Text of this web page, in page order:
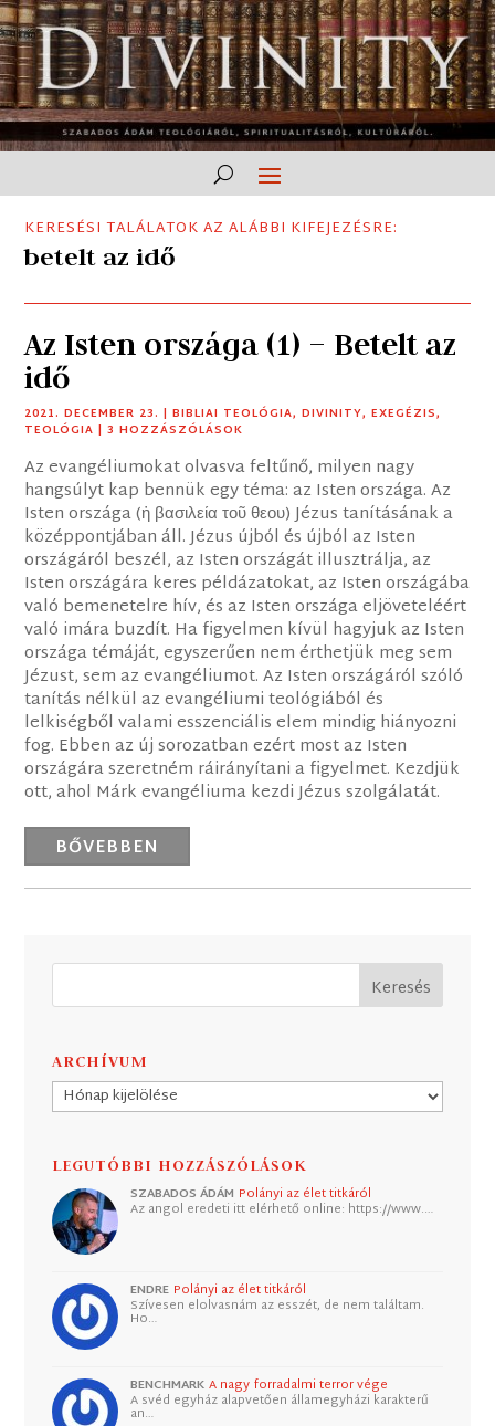
KERESÉSI TALÁLATOK AZ ALÁBBI KIFEJEZÉSRE:
betelt az idő
Az Isten országa (1) – Betelt az
idő
2021. DECEMBER 23. |BIBLIAI TEOLÓGIA,DIVINITY,EXEGÉZIS,
TEOLÓGIA | 3 HOZZÁSZÓLÁSOK
Az evangéliumokat olvasva feltűnő, milyen nagy
hangsúlyt kap bennük egy téma: az Isten országa. Az
Isten országa (ἡ βασιλεία τοῦ θεου) Jézus tanításának a
középpontjában áll. Jézus újból és újból az Isten
országáról beszél, az Isten országát illusztrálja, az
Isten országára keres példázatokat, az Isten országába
való bemenetelre hív, és az Isten országa eljöveteléért
való imára buzdít. Ha figyelmen kívül hagyjuk az Isten
országa témáját, egyszerűen nem érthetjük meg sem
Jézust, sem az evangéliumot. Az Isten országáról szóló
tanítás nélkül az evangéliumi teológiából és
lelkiségből valami esszenciális elem mindig hiányozni
fog. Ebben az új sorozatban ezért most az Isten
országára szeretném ráirányítani a figyelmet. Kezdjük
ott, ahol Márk evangéliuma kezdi Jézus szolgálatát.
BŐVEBBEN
ARCHÍVUM
Archívum
LEGUTÓBBI HOZZÁSZÓLÁSOK
SZABADOS ÁDÁM Polányi az élet titkáról
Az angol eredeti itt elérhető online: https://www.…
ENDRE Polányi az élet titkáról
Szívesen elolvasnám az esszét, de nem találtam.
Ho…
BENCHMARK A nagy forradalmi terror vége
A svéd egyház alapvetően államegyházi karakterű
an…